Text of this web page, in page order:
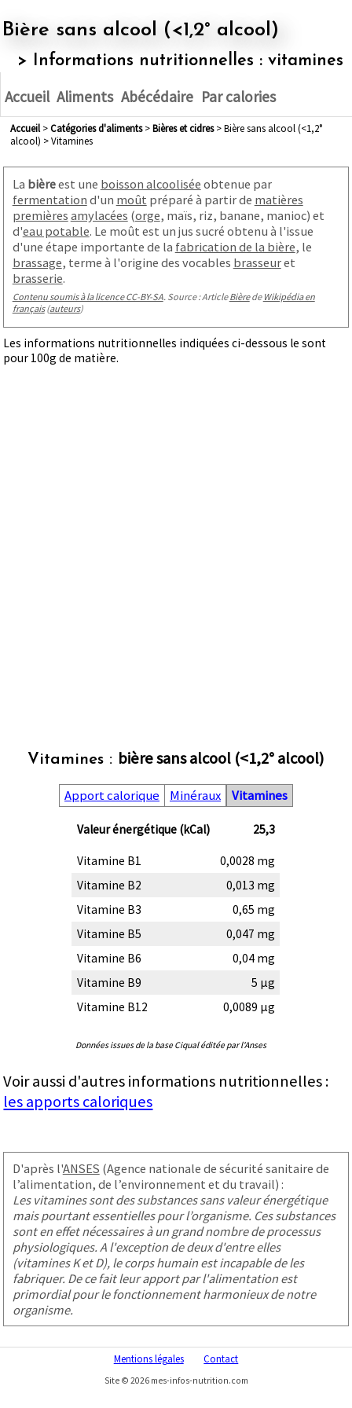
Bière sans alcool (<1,2° alcool)
> Informations nutritionnelles : vitamines
Accueil Aliments Abécédaire Par calories
Accueil> Catégories d'aliments> bières et cidres> Bière sans alcool (<1,2°
alcool) > Vitamines
La bièreest une boisson alcoolisée obtenue par
fermentation d'un moût préparé à partir de matières
premières amylacées (orge, maïs, riz, banane, manioc) et
d'eau potable. Le moût est un jus sucré obtenu à l'issue
d'une étape importante de la fabrication de la bière, le
brassage, terme à l'origine des vocables brasseuret
brasserie.
Contenu soumis à la licence CC-BY-SA. Source : ArticleBièrede Wikipédia en
français(auteurs)
Les informations nutritionnelles indiquées ci-dessous le sont
pour 100g de matière.
Vitamines : bière sans alcool (<1,2° alcool)
Apport calorique Minéraux Vitamines
Valeur énergétique (kCal) 25,3
Vitamine B1
0,0028 mg
Vitamine B2
0,013 mg
Vitamine B3
0,65 mg
Vitamine B5
0,047 mg
Vitamine B6
0,04 mg
Vitamine B9
5 µg
Vitamine B12
0,0089 µg
Données issues de la base Ciqual éditée par l'Anses
Voir aussi d'autres informations nutritionnelles :
les apports caloriques
D'après l'ANSES (Agence nationale de sécurité sanitaire de
l’alimentation, de l’environnement et du travail) :
Les vitamines sont des substances sans valeur énergétique
mais pourtant essentielles pour l’organisme. Ces substances
sont en effet nécessaires à un grand nombre de processus
physiologiques. A l'exception de deux d'entre elles
(vitamines K et D), le corps humain est incapable de les
fabriquer. De ce fait leur apport par l'alimentation est
primordial pour le fonctionnement harmonieux de notre
organisme.
Mentions légales Contact
Site © 2026 mes-infos-nutrition.com